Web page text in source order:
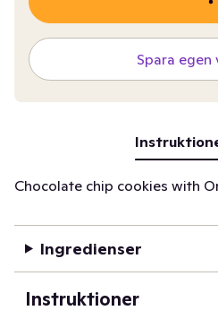
Spara egen
Chocolate chip cookies with
Ingredienser
Instruktioner